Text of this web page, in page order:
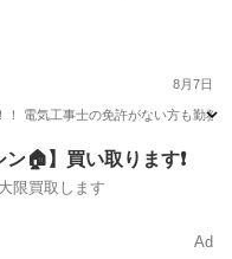
8月7日
！ 電気工事士の免許がない方も勤
ン🏠】買い取ります❗️
限買取します
Ad